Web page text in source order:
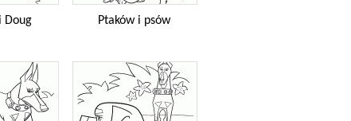
Doug Ptaków i psów